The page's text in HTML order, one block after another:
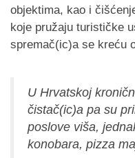
objektima, kao i
koje pružaju turističke
spremač(ic)a se kreću
U Hrvatskoj
čistač(ic)a pa su
poslove viša,
konobara, pizza